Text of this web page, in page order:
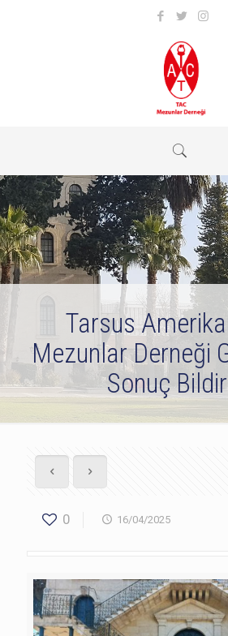
Tarsus
Mezunlar Derneği
Sonuç
0 16/04/2025